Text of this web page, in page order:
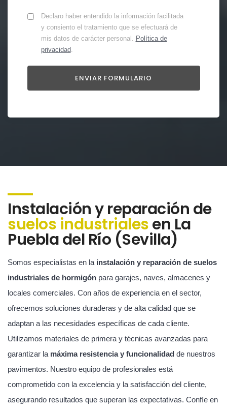
Declaro haber entendido la información facilitada
y consiento el tratamiento que se efectuará de
mis datos de carácter personal. Política de
privacidad.
Instalación y reparación de
suelos industrialesen La
Puebla del Río (Sevilla)
Somos especialistas en la instalación y reparación de suelos
industriales de hormigón para garajes, naves, almacenes y
locales comerciales. Con años de experiencia en el sector,
ofrecemos soluciones duraderas y de alta calidad que se
adaptan a las necesidades específicas de cada cliente.
Utilizamos materiales de primera y técnicas avanzadas para
garantizar la máxima resistencia y funcionalidad de nuestros
pavimentos. Nuestro equipo de profesionales está
comprometido con la excelencia y la satisfacción del cliente,
asegurando resultados que superan las expectativas. Confíe en